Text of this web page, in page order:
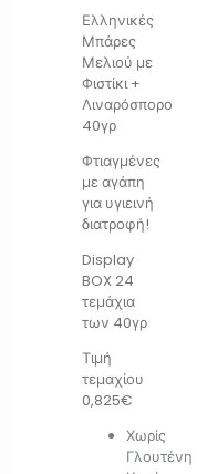
Ελληνικές
Μπάρες
Μελιού με
Φιστίκι +
Λιναρόσπορο
40γρ
Φτιαγμένες
με αγάπη
για υγιεινή
διατροφή!
Display
BOX 24
τεμάχια
των 40γρ
Τιμή
τεμαχίου
0,825€
Χωρίς
Γλουτένη